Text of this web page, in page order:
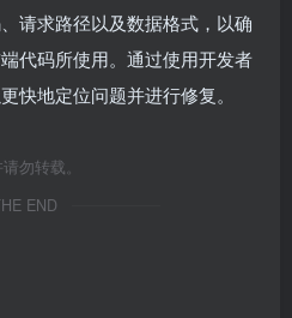
请求路径以及数据格式，以确
代码所使用。通过使用开发者
快地定位问题并进行修复。
勿转载。
END